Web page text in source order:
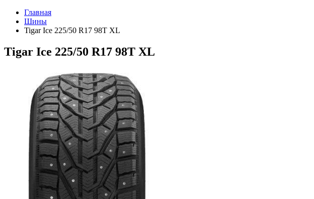
Главная
Шины
Tigar Ice 225/50 R17 98T XL
Tigar Ice 225/50 R17 98T XL